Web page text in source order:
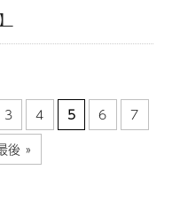
3 4 5 6
7
後 »